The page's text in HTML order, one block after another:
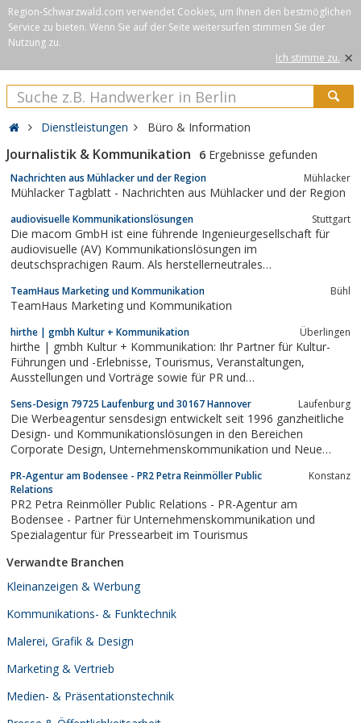
Region-Schwarzwald.com verwendet Cookies, um Ihnen den bestmöglichen
Service zu bieten. Wenn Sie auf der Seite weitersurfen stimmen Sie der
Nutzung zu.
Ich stimme zu. ×
Dienstleistungen Büro & Information
Journalistik & Kommunikation 6 Ergebnisse gefunden
Nachrichten aus Mühlacker und der Region Mühlacker
Mühlacker Tagblatt - Nachrichten aus Mühlacker und der Region
audiovisuelle Kommunikationslösungen Stuttgart
Die macom GmbH ist eine führende Ingenieurgesellschaft für
audiovisuelle (AV) Kommunikationslösungen im
deutschsprachigen Raum. Als herstellerneutrales
zukunftssichere Lösungen, die höchsten Qualitätsstandards
entsprechen. macom garantiert dabei eine optimale
Projektabwicklung...
TeamHaus Marketing und Kommunikation Bühl
TeamHaus Marketing und Kommunikation
hirthe | gmbh Kultur + Kommunikation Überlingen
hirthe | gmbh Kultur + Kommunikation: Ihr Partner für Kultur-
Führungen und -Erlebnisse, Tourismus, Veranstaltungen,
Ausstellungen und Vorträge sowie für PR und
Sens-Design 79725 Laufenburg und 30167 Hannover Laufenburg
Die Werbeagentur sensdesign entwickelt seit 1996 ganzheitliche
Design- und Kommunikationslösungen in den Bereichen
Corporate Design, Unternehmenskommunikation und Neue
kreieren und diese überzeugend umzusetzen. Junge
Unternehmen sowie namhafte Konzerne werden von...
PR-Agentur am Bodensee - PR2 Petra Reinmöller Public
Relations
Konstanz
PR2 Petra Reinmöller Public Relations - PR-Agentur am
Bodensee - Partner für Unternehmenskommunikation und
Spezialagentur für Pressearbeit im Tourismus
Verwandte Branchen
Kleinanzeigen & Werbung
Kommunikations- & Funktechnik
Malerei, Grafik & Design
Marketing & Vertrieb
Medien- & Präsentationstechnik